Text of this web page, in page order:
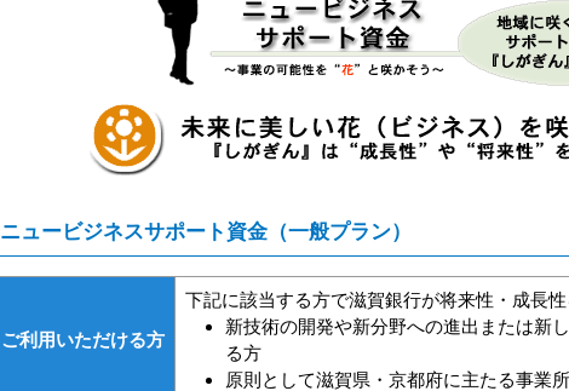
ニュービジネスサポート資金（一般プラン）
ご利用いただける方
下記に該当する方で滋賀銀行が将来性・成長
新技術の開発や新分野への進出または新
る方
原則として滋賀県・京都府に主たる事業